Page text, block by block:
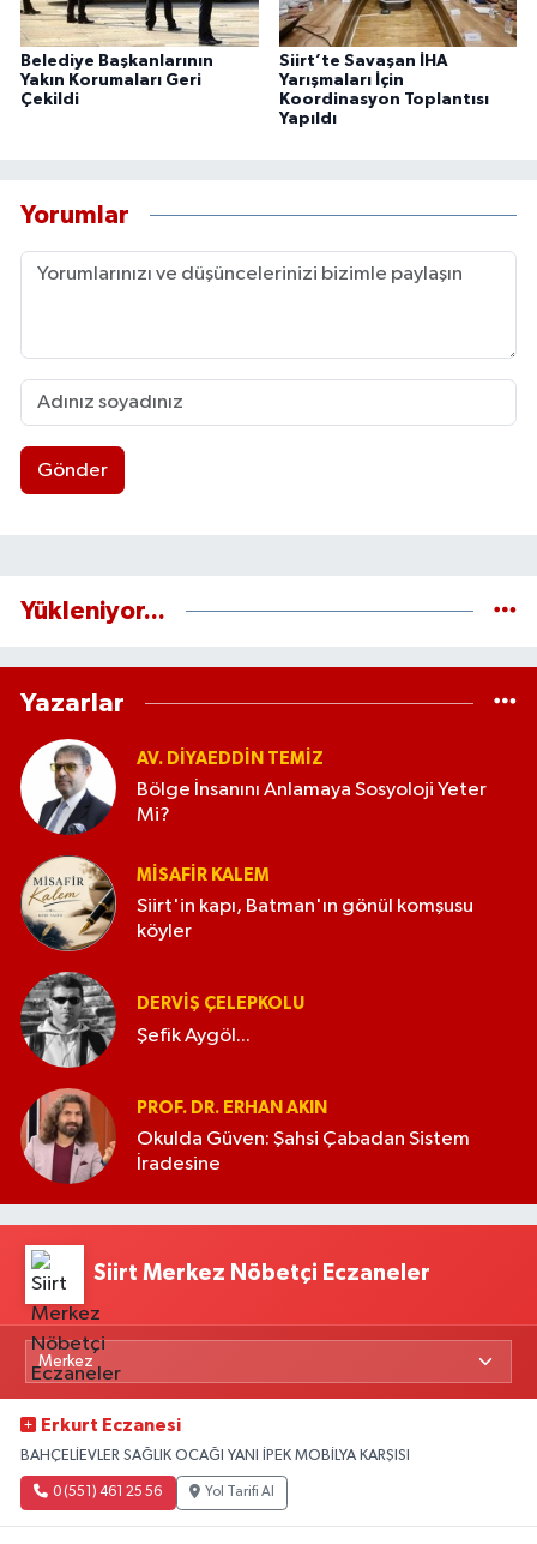
Belediye Başkanlarının
Yakın Korumaları Geri
Çekildi
Siirt’te Savaşan İHA
Yarışmaları İçin
Koordinasyon Toplantısı
Yapıldı
Yorumlar
Gönder
Yükleniyor...
Yazarlar
AV. DIYAEDDIN TEMIZ
Bölge İnsanını Anlamaya Sosyoloji Yeter
Mi?
MISAFIR KALEM
Siirt'in kapı, Batman'ın gönül komşusu
köyler
DERVIŞ ÇELEPKOLU
Şefik Aygöl...
PROF. DR. ERHAN AKIN
Okulda Güven: Şahsi Çabadan Sistem
İradesine
Siirt Merkez Nöbetçi Eczaneler
Erkurt Eczanesi
BAHÇELİEVLER SAĞLIK OCAĞI YANI İPEK MOBİLYA KARŞISI
0 (551) 461 25 56 Yol Tarifi Al